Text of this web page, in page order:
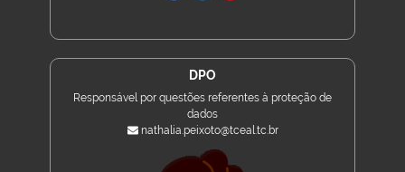
DPO
Responsável por questões referentes à proteção de
dados
nathalia.peixoto@tceal.tc.br